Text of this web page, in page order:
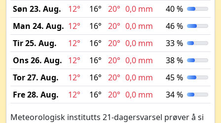
Søn 23. Aug. 12° 16° 20° 0,0 mm
40 %
Man 24. Aug. 12° 16° 20° 0,0 mm
46 %
Tir 25. Aug.
12° 16° 20° 0,0 mm
33 %
Ons 26. Aug.
12° 16° 20° 0,0 mm
38 %
Tor 27. Aug.
12° 16° 20° 0,0 mm
45 %
Fre 28. Aug.
12° 16° 20° 0,0 mm 34 %
Meteorologisk institutts 21-dagersvarsel prøver å si